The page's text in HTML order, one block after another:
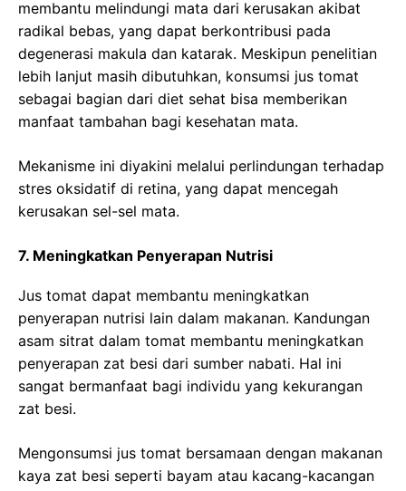
membantu melindungi mata dari kerusakan akibat
radikal bebas, yang dapat berkontribusi pada
degenerasi makula dan katarak. Meskipun penelitian
lebih lanjut masih dibutuhkan, konsumsi jus tomat
sebagai bagian dari diet sehat bisa memberikan
manfaat tambahan bagi kesehatan mata.
Mekanisme ini diyakini melalui perlindungan terhadap
stres oksidatif di retina, yang dapat mencegah
kerusakan sel-sel mata.
7. Meningkatkan Penyerapan Nutrisi
Jus tomat dapat membantu meningkatkan
penyerapan nutrisi lain dalam makanan. Kandungan
asam sitrat dalam tomat membantu meningkatkan
penyerapan zat besi dari sumber nabati. Hal ini
sangat bermanfaat bagi individu yang kekurangan
zat besi.
Mengonsumsi jus tomat bersamaan dengan makanan
kaya zat besi seperti bayam atau kacang-kacangan